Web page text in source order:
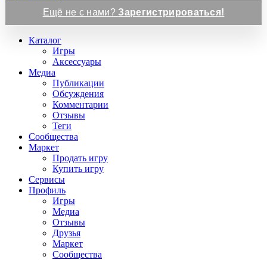
Ещё не с нами?Зарегистрироваться!
Каталог
Игры
Аксессуары
Медиа
Публикации
Обсуждения
Комментарии
Отзывы
Теги
Сообщества
Маркет
Продать игру
Купить игру
Сервисы
Профиль
Игры
Медиа
Отзывы
Друзья
Маркет
Сообщества